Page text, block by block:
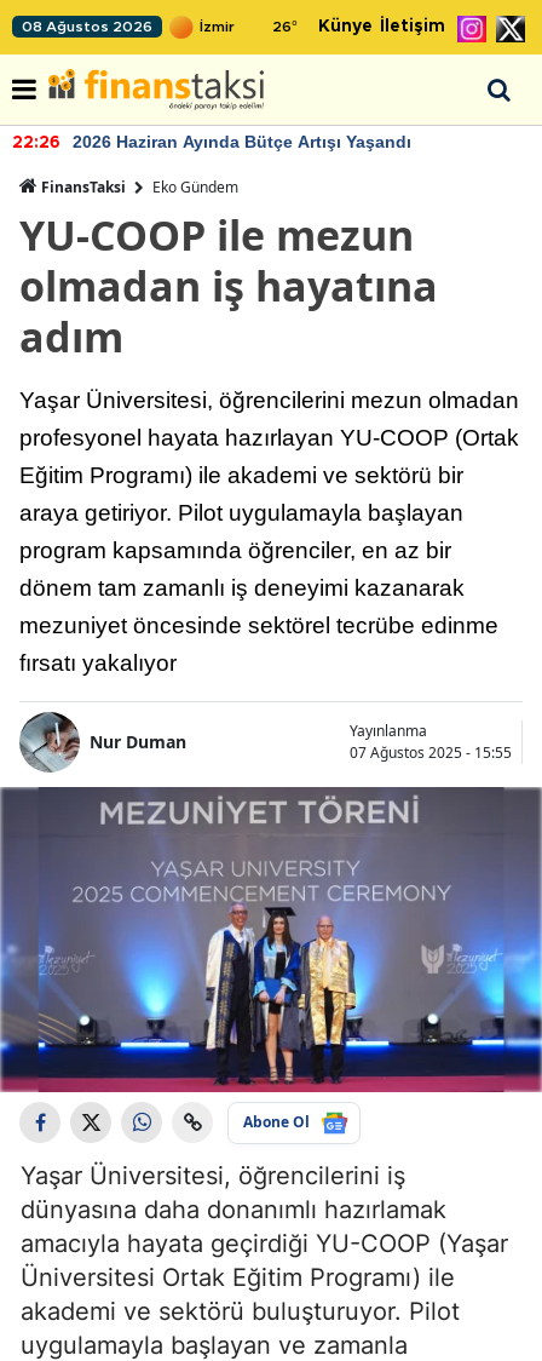
08 Ağustos 2026 26° Künye İletişim
22:26 2026 Haziran Ayında Bütçe Artışı Yaşandı
FinansTaksi Eko Gündem
YU-COOP ile mezun
olmadan iş hayatına
adım
Yaşar Üniversitesi, öğrencilerini mezun olmadan
profesyonel hayata hazırlayan YU-COOP (Ortak
Eğitim Programı) ile akademi ve sektörü bir
araya getiriyor. Pilot uygulamayla başlayan
program kapsamında öğrenciler, en az bir
dönem tam zamanlı iş deneyimi kazanarak
mezuniyet öncesinde sektörel tecrübe edinme
fırsatı yakalıyor
Nur Duman
Yayınlanma
07 Ağustos 2025 - 15:55
Abone Ol
Yaşar Üniversitesi, öğrencilerini iş
dünyasına daha donanımlı hazırlamak
amacıyla hayata geçirdiği YU-COOP (Yaşar
Üniversitesi Ortak Eğitim Programı) ile
akademi ve sektörü buluşturuyor. Pilot
uygulamayla başlayan ve zamanla